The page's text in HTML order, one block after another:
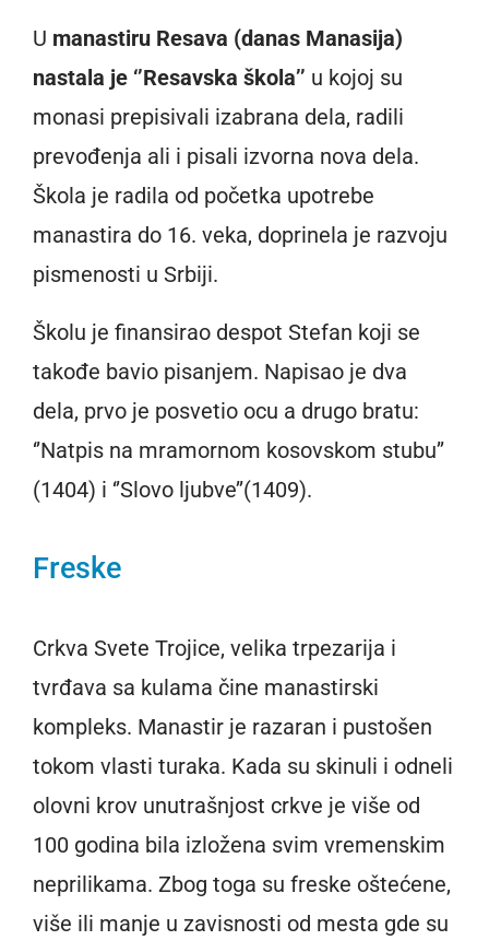
U manastiru Resava (danas Manasija)
nastala je ‘’Resavska škola’’ u kojoj su
monasi prepisivali izabrana dela, radili
prevođenja ali i pisali izvorna nova dela.
Škola je radila od početka upotrebe
manastira do 16. veka, doprinela je razvoju
pismenosti u Srbiji.
Školu je finansirao despot Stefan koji se
takođe bavio pisanjem. Napisao je dva
dela, prvo je posvetio ocu a drugo bratu:
‘’Natpis na mramornom kosovskom stubu’’
(1404) i ‘’Slovo ljubve’’(1409).
Freske
Crkva Svete Trojice, velika trpezarija i
tvrđava sa kulama čine manastirski
kompleks. Manastir je razaran i pustošen
tokom vlasti turaka. Kada su skinuli i odneli
olovni krov unutrašnjost crkve je više od
100 godina bila izložena svim vremenskim
neprilikama. Zbog toga su freske oštećene,
više ili manje u zavisnosti od mesta gde su